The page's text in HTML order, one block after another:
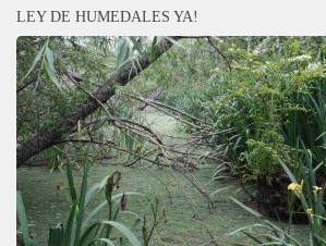
LEY DE HUMEDALES YA!